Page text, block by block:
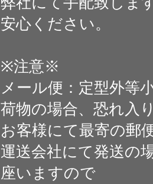
安心ください。
※注意※
メール便：定型外等
荷物の場合、恐れ入
お客様にて最寄の郵
運送会社にて発送の
座いますので